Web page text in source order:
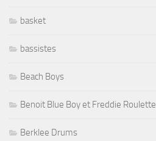
basket
bassistes
Beach Boys
Benoit Blue Boy et Freddie Roulette
Berklee Drums